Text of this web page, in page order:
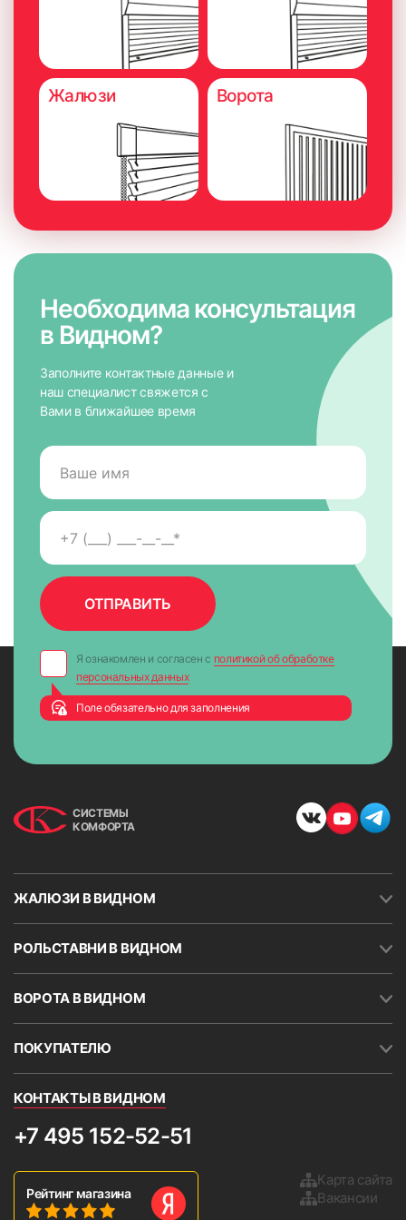
99 100
101 102
103
Жалюзи Ворота
Необходима консультация
в Видном?
Заполните контактные данные и
наш специалист свяжется с
Вами в ближайшее время
Я ознакомлен и согласен с политикой об обработке
персональных данных
Поле обязательно для заполнения
СИСТЕМЫ
КОМФОРТА
ЖАЛЮЗИ В ВИДНОМ
РОЛЬСТАВНИ В ВИДНОМ
ВОРОТА В ВИДНОМ
ПОКУПАТЕЛЮ
КОНТАКТЫ В ВИДНОМ
+7 495 152-52-51
Рейтинг магазина
Карта сайта
Вакансии